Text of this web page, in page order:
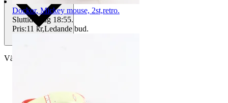
Välj till köparskydd
Dockor, Mickey mouse, 2st,retro.
Sluttid9 aug 18:55.
Pris:11 kr,Ledande bud.